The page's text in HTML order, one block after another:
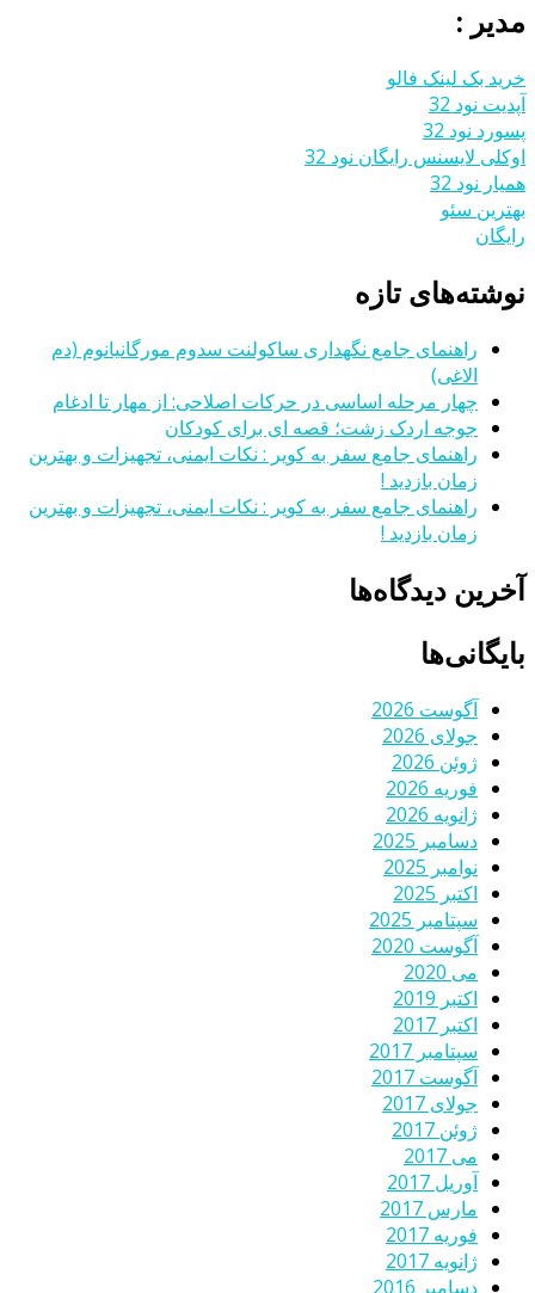
مدیر :
خرید بک لینک فالو
آپدیت نود 32
پسورد نود 32
اوکلی لایسنس رایگان نود 32
همیار نود 32
بهترین سئو
رایگان
نوشته‌های تازه
راهنمای جامع نگهداری ساکولنت سدوم مورگانیانوم (دم
الاغی)
چهار مرحله اساسی در حرکات اصلاحی: از مهار تا ادغام
جوجه اردک زشت؛ قصه ای برای کودکان
راهنمای جامع سفر به کویر : نکات ایمنی، تجهیزات و بهترین
زمان بازدید !
راهنمای جامع سفر به کویر : نکات ایمنی، تجهیزات و بهترین
زمان بازدید !
آخرین دیدگاه‌ها
بایگانی‌ها
آگوست 2026
جولای 2026
ژوئن 2026
فوریه 2026
ژانویه 2026
دسامبر 2025
نوامبر 2025
اکتبر 2025
سپتامبر 2025
آگوست 2020
می 2020
اکتبر 2019
اکتبر 2017
سپتامبر 2017
آگوست 2017
جولای 2017
ژوئن 2017
می 2017
آوریل 2017
مارس 2017
فوریه 2017
ژانویه 2017
دسامبر 2016